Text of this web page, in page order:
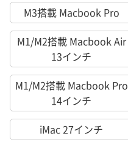
M3搭載 Macbook Pro
M1/M2搭載 Macbook Air
13インチ
M1/M2搭載 Macbook Pro
14インチ
iMac 27インチ